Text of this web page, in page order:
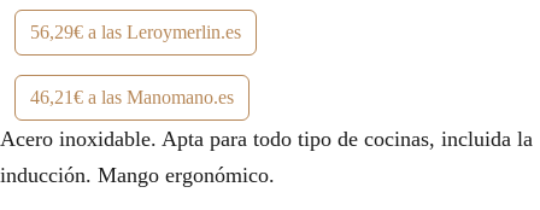
56,29€ a las Leroymerlin.es
46,21€ a las Manomano.es
Acero inoxidable. Apta para todo tipo de cocinas, incluida la
inducción. Mango ergonómico.